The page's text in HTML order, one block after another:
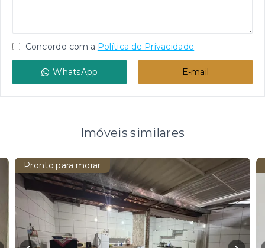
Concordo com a Política de Privacidade
WhatsApp E-mail
Imóveis similares
Pronto para morar